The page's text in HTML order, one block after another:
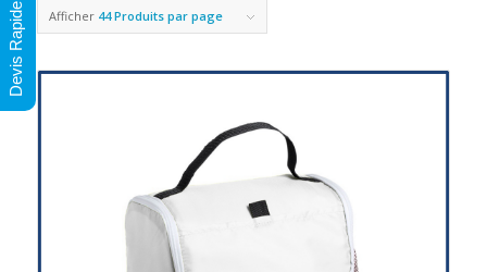
Afficher 44 Produits par page
Devis Rapide